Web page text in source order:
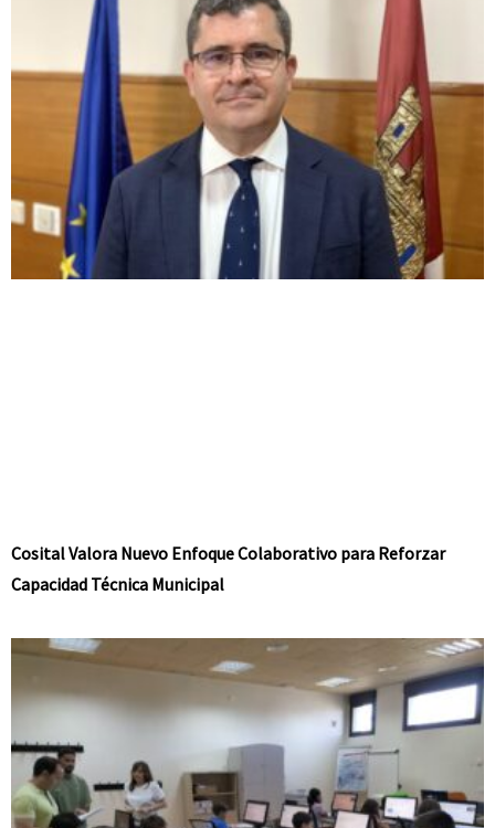
Cosital Valora Nuevo Enfoque Colaborativo para Reforzar
Capacidad Técnica Municipal